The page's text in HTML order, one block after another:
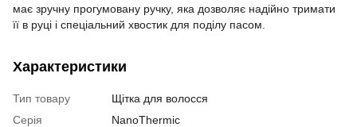
має зручну прогумовану ручку, яка дозволяє надійно тримати
її в руці і спеціальний хвостик для поділу пасом.
Характеристики
Тип товару
Щітка для волосся
Серія
NanoThermic